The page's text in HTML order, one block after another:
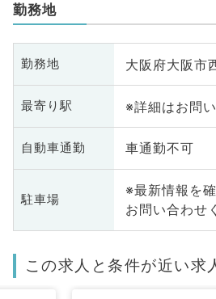
勤務地
勤務地 大阪府大阪市
最寄り駅 ※詳細はお問
自動車通勤 車通勤不可
駐車場
※最新情報を
お問い合わせ
この求人と条件が近い求